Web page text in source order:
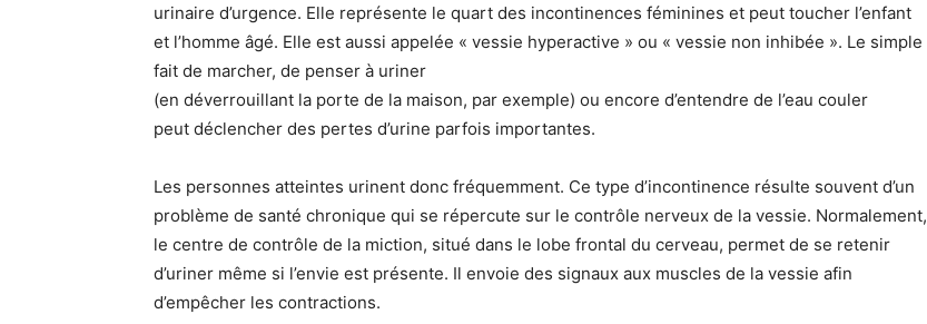
urinaire d’urgence. Elle représente le quart des incontinences féminines et peut toucher l’enfant
et l’homme âgé. Elle est aussi appelée « vessie hyperactive » ou « vessie non inhibée ». Le simple
fait de marcher, de penser à uriner
(en déverrouillant la porte de la maison, par exemple) ou encore d’entendre de l’eau couler
peut déclencher des pertes d’urine parfois importantes.
Les personnes atteintes urinent donc fréquemment. Ce type d’incontinence résulte souvent d’un
problème de santé chronique qui se répercute sur le contrôle nerveux de la vessie. Normalement,
le centre de contrôle de la miction, situé dans le lobe frontal du cerveau, permet de se retenir
d’uriner même si l’envie est présente. Il envoie des signaux aux muscles de la vessie afin
d’empêcher les contractions.